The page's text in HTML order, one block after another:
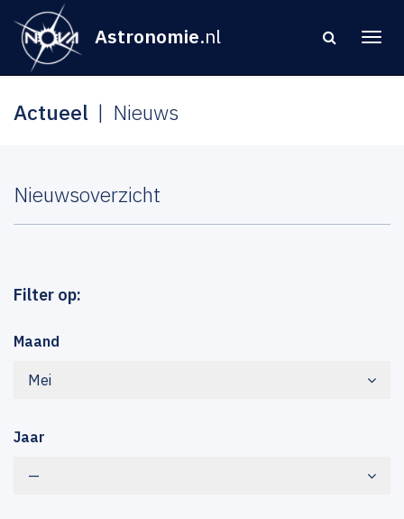
Astronomie.nl
Actueel Nieuws
Nieuwsoverzicht
Filter op:
Maand
Mei
Jaar
—